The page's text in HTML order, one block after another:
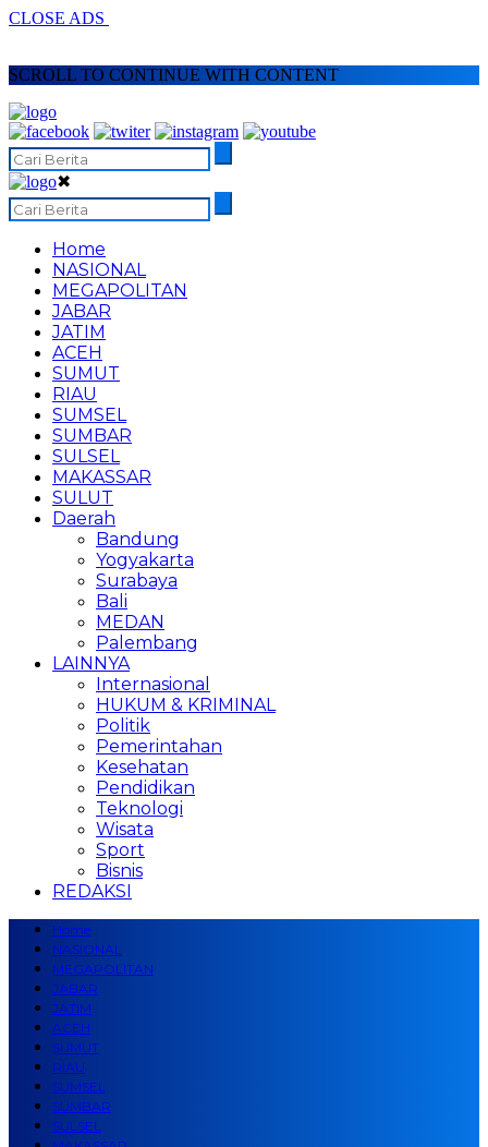
CLOSE ADS
SCROLL TO CONTINUE WITH CONTENT
✖
Home
NASIONAL
MEGAPOLITAN
JABAR
JATIM
ACEH
SUMUT
RIAU
SUMSEL
SUMBAR
SULSEL
MAKASSAR
SULUT
Daerah
Bandung
Yogyakarta
Surabaya
Bali
MEDAN
Palembang
LAINNYA
Internasional
HUKUM & KRIMINAL
Politik
Pemerintahan
Kesehatan
Pendidikan
Teknologi
Wisata
Sport
Bisnis
REDAKSI
Home
NASIONAL
MEGAPOLITAN
JABAR
JATIM
ACEH
SUMUT
RIAU
SUMSEL
SUMBAR
SULSEL